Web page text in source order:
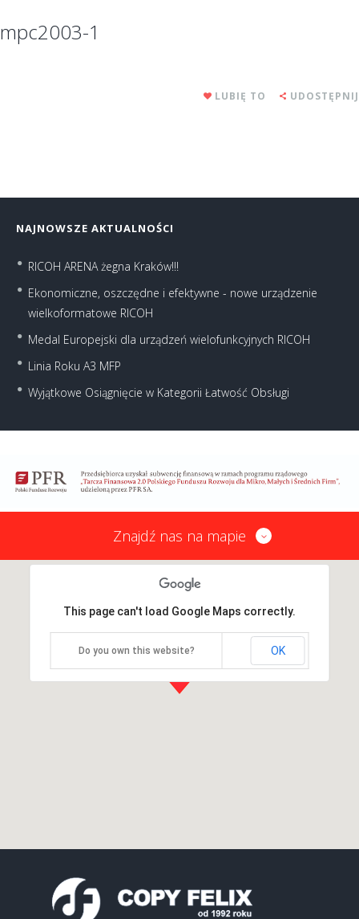
mpc2003-1
LUBIĘ TO UDOSTĘPNIJ
NAJNOWSZE AKTUALNOŚCI
RICOH ARENA żegna Kraków!!!
Ekonomiczne, oszczędne i efektywne - nowe urządzenie
wielkoformatowe RICOH
Medal Europejski dla urządzeń wielofunkcyjnych RICOH
Linia Roku A3 MFP
Wyjątkowe Osiągnięcie w Kategorii Łatwość Obsługi
Znajdź nas na mapie
This page can't load Google Maps correctly.
Do you own this website? OK